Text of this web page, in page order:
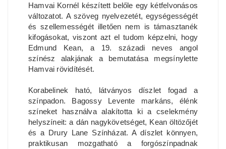
Hamvai Kornél készített belőle egy kétfelvonásos
változatot. A szöveg nyelvezetét, egységességét
és szellemességét illetően nem is támasztanék
kifogásokat, viszont azt el tudom képzelni, hogy
Edmund Kean, a 19. századi neves angol
színész alakjának a bemutatása megsínylette
Hamvai rövidítését.
Korabelinek ható, látványos díszlet fogad a
színpadon. Bagossy Levente markáns, élénk
színeket használva alakította ki a cselekmény
helyszíneit: a dán nagykövetséget, Kean öltözőjét
és a Drury Lane Színházat. A díszlet könnyen,
praktikusan mozgatható a forgószínpadnak